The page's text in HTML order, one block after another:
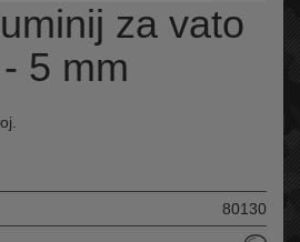
za vato
5 mm
80130